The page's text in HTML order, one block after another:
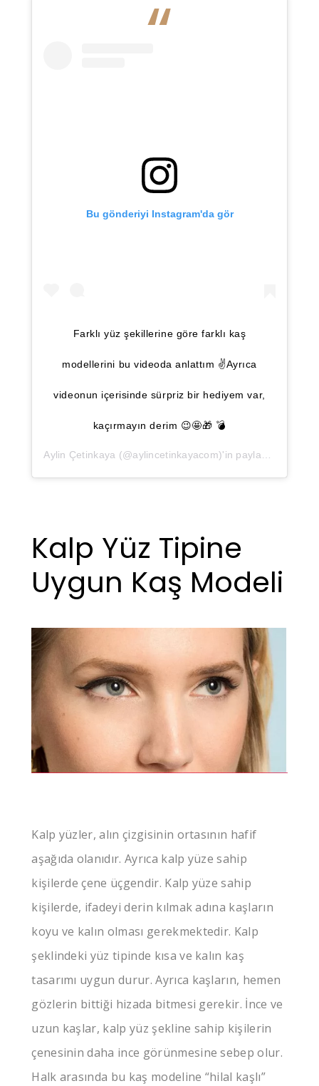
Bu gönderiyi Instagram'da gör
Farklı yüz şekillerine göre farklı kaş
modellerini bu videoda anlattım ✌️Ayrıca
videonun içerisinde sürpriz bir hediyem var,
kaçırmayın derim 😉🤩🎁 💣
Aylin Çetinkaya (@aylincetinkayacom)'in paylaştığı bir gönderi (
Kalp Yüz Tipine
Uygun Kaş Modeli
Kalp yüzler, alın çizgisinin ortasının hafif
aşağıda olanıdır. Ayrıca kalp yüze sahip
kişilerde çene üçgendir. Kalp yüze sahip
kişilerde, ifadeyi derin kılmak adına kaşların
koyu ve kalın olması gerekmektedir. Kalp
şeklindeki yüz tipinde kısa ve kalın kaş
tasarımı uygun durur. Ayrıca kaşların, hemen
gözlerin bittiği hizada bitmesi gerekir. İnce ve
uzun kaşlar, kalp yüz şekline sahip kişilerin
çenesinin daha ince görünmesine sebep olur.
Halk arasında bu kaş modeline “hilal kaşlı”